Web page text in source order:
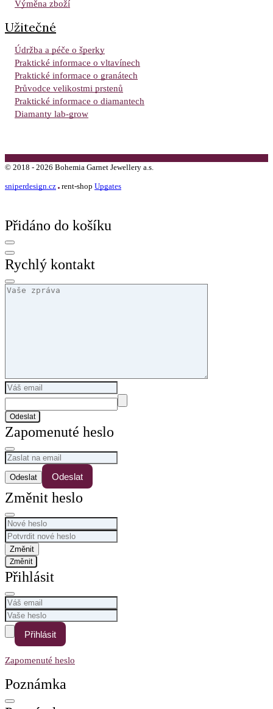
Výměna zboží
Užitečné
Údržba a péče o šperky
Praktické informace o vltavínech
Praktické informace o granátech
Průvodce velikostmi prstenů
Praktické informace o diamantech
Diamanty lab-grow
© 2018 - 2026 Bohemia Garnet Jewellery a.s.
sniperdesign.cz rent-shop Upgates
Přidáno do košíku
Rychlý kontakt
Odeslat
Zapomenuté heslo
Odeslat
Změnit heslo
Změnit
Přihlásit
Přihlásit
Zapomenuté heslo
Poznámka